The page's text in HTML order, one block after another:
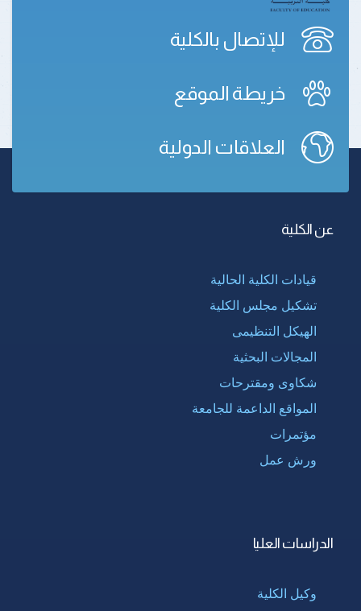
للإتصال بالكلية
خريطة الموقع
العلاقات الدولية
عن الكلية
قيادات الكلية الحالية
تشكيل مجلس الكلية
الهيكل التنظيمى
المجالات البحثية
شكاوى ومقترحات
المواقع الداعمة للجامعة
مؤتمرات
ورش عمل
الدراسات العليا
وكيل الكلية